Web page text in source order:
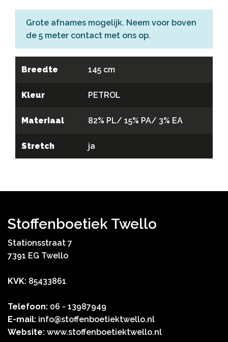
Grote afnames mogelijk. Neem voor boven
de 5 meter contact met ons op.
Breedte 145 cm
Kleur PETROL
Materiaal 82% PL/ 15% PA/ 3% EA
Stretch ja
Stoffenboetiek Twello
Stationsstraat 7
7391 EG Twello
KVK: 85433861
Telefoon: 06 - 13987949
E-mail: info@stoffenboetiektwello.nl
Website: www.stoffenboetiektwello.nl